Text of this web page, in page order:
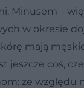
Minusem –
w okresie
mają
jeszcze coś,
ze względu